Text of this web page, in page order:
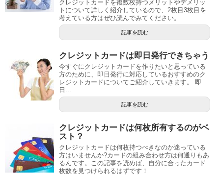
クレジットカードを複数枚持つメリットやデメリッ
トについて詳しく紹介しているので、2枚目3枚目を
考えている方はぜひ読んでみてください。
記事を読む
クレジットカードは即日発行できちゃう
今すぐにクレジットカードを作りたいと思っている
方のために、即日発行に対応しているおすすめのク
レジットカードについてご紹介していきます。 即
日...
記事を読む
クレジットカードは何枚所有するのがベ
スト？
クレジットカードは何枚持つべきなのか迷っている
方はいませんか?カードの組み合わせ方は何通りもあ
るんです。この記事を読めば、自分に合ったカード
枚数を見つけられるはずです！